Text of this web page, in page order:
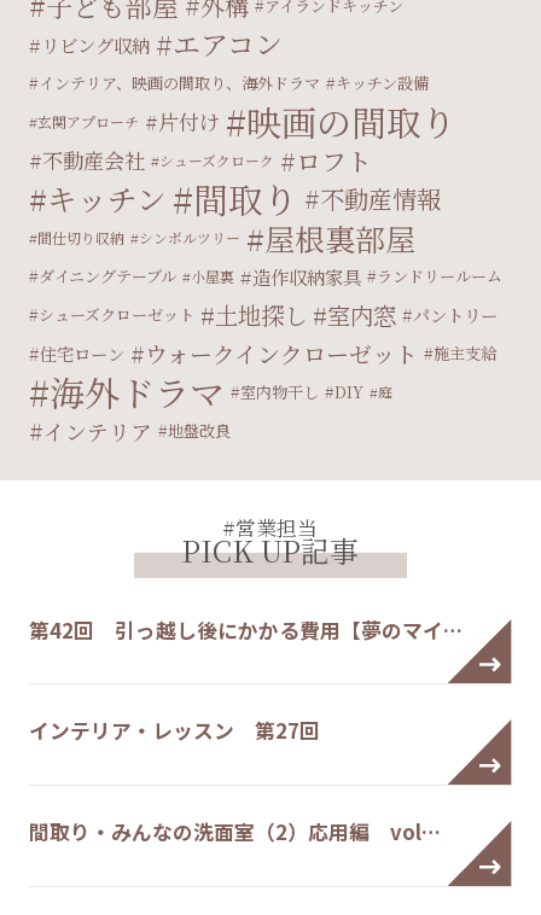
アイランドキッチン
リビング収納 エアコン
インテリア、映画の間取り、海外ドラマ キッチン設備
玄関アプローチ 片付け 映画の間取り
不動産会社 シューズクローク ロフト
キッチン 間取り 不動産情報
間仕切り収納 シンボルツリー 屋根裏部屋
ダイニングテーブル 小屋裏 造作収納家具
ランドリールーム
シューズクローゼット
土地探し 室内窓
パントリー
住宅ローン
ウォークインクローゼット 施主支給
海外ドラマ 室内物干し DIY 庭
インテリア 地盤改良
#営業担当
PICK UP記事
第42回 引っ越し後にかかる費用【夢のマイ…
インテリア・レッスン 第27回
間取り・みんなの洗面室（2）応用編 vol…